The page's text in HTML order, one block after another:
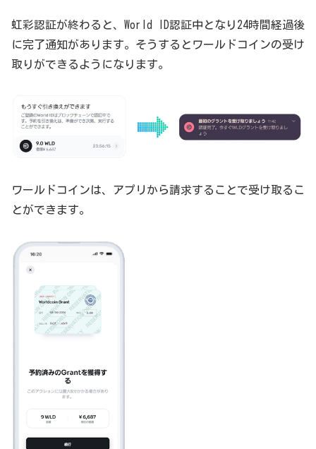
虹彩認証が終わると、World ID認証中となり24時間経過後
に完了通知があります。そうするとワールドコインの受け
取りができるようになります。
ワールドコインは、アプリから請求することで受け取るこ
とができます。